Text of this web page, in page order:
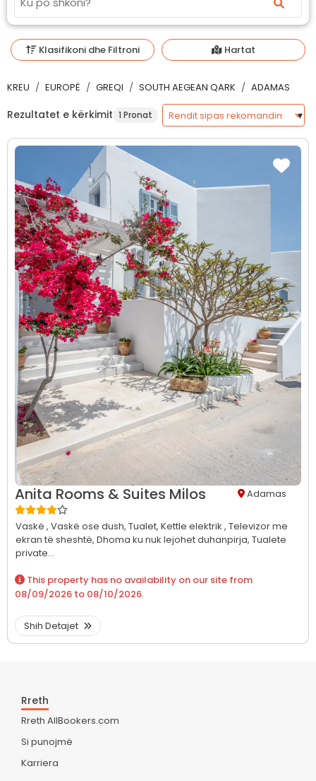
Klasifikoni dhe Filtroni Hartat
KREU EUROPË GREQI SOUTH AEGEAN QARK ADAMAS
Rezultatet e kërkimit 1 Pronat
Anita Rooms & Suites Milos Adamas
Vaskë , Vaskë ose dush, Tualet, Kettle elektrik , Televizor me
ekran të sheshtë, Dhoma ku nuk lejohet duhanpirja, Tualete
private...
This property has no availability on our site from
08/09/2026 to 08/10/2026.
Shih Detajet
Rreth
Rreth AllBookers.com
Si punojmë
Karriera